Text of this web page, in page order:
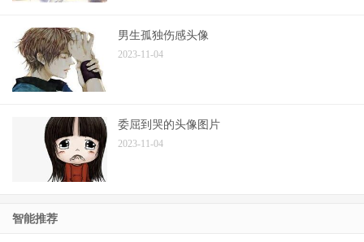
男生孤独伤感头像
2023-11-04
委屈到哭的头像图片
2023-11-04
智能推荐